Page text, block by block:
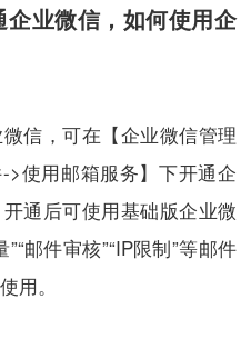
业微信，如何使用企
信，可在【企业微信管理
>使用邮箱服务】下开通企
通后可使用基础版企业微
邮件审核”“IP限制”等邮件
用。